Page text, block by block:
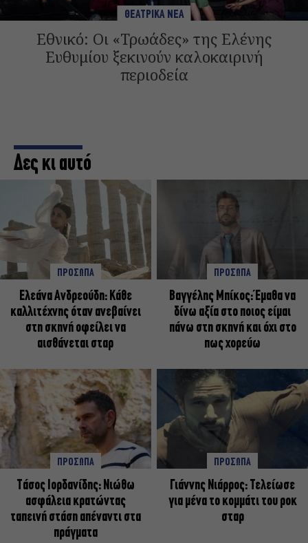
ΘΕΑΤΡΙΚΑ ΝΕΑ
Εθνικό: Οι «Τρωάδες» της Ελένης
Ευθυμίου ξεκινούν καλοκαιρινή
περιοδεία
Δες κι αυτό
ΠΡΟΣΩΠΑ
Ελεάνα Ανδρεούδη: Κάθε
καλλιτέχνης όταν ανεβαίνει
στη σκηνή οφείλει να
αισθάνεται σταρ
ΠΡΟΣΩΠΑ
Βαγγέλης Μπίκος: Έμαθα να
δίνω αξία στο ποιος είμαι
πάνω στη σκηνή και όχι στο
πως χορεύω
ΠΡΟΣΩΠΑ
Tάσος Ιορδανίδης: Νιώθω
ασφάλεια κρατώντας
ταπεινή στάση απέναντι στα
πράγματα
ΠΡΟΣΩΠΑ
Γιάννης Νιάρρος: Τελείωσε
για μένα το κομμάτι του ροκ
σταρ